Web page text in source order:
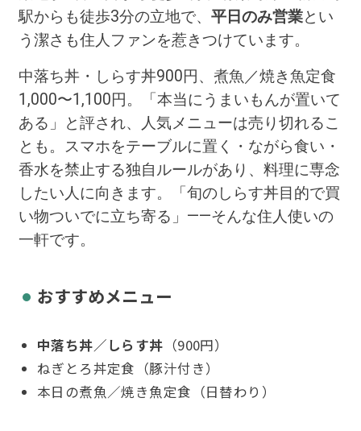
駅からも徒歩3分の立地で、 平日のみ営業とい
う潔さも住人ファンを惹きつけています。
中落ち丼・しらす丼900円、煮魚／焼き魚定食
1,000〜1,100円。「本当にうまいもんが置いて
ある」と評され、人気メニューは売り切れるこ
とも。スマホをテーブルに置く・ながら食い・
香水を禁止する独自ルールがあり、料理に専念
したい人に向きます。「旬のしらす丼目的で買
い物ついでに立ち寄る」——そんな住人使いの
一軒です。
おすすめメニュー
中落ち丼／しらす丼 （900円）
ねぎとろ丼定食（豚汁付き）
本日の煮魚／焼き魚定食（日替わり）